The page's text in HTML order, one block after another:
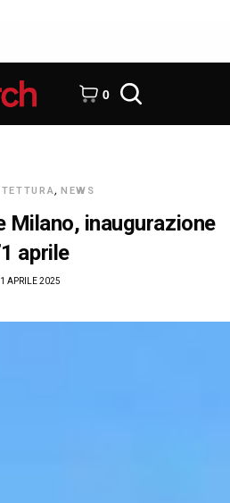
0
, NEWS
Milano, inaugurazione
aprile
1 APRILE 2025